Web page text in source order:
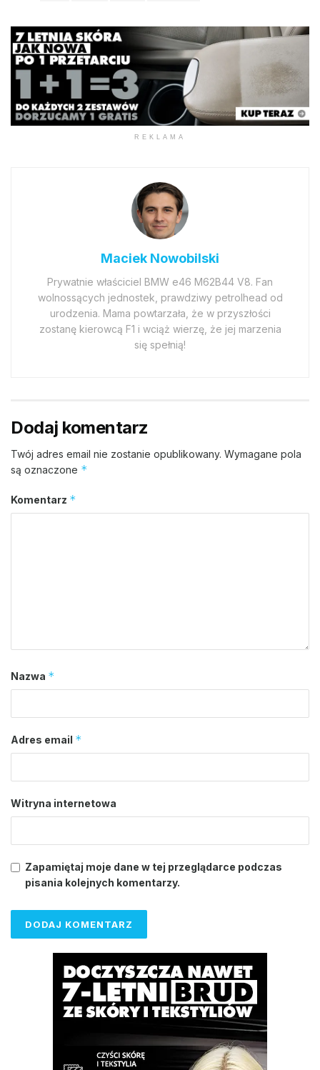
REKLAMA
Maciek Nowobilski
Prywatnie właściciel BMW e46 M62B44 V8. Fan
wolnossących jednostek, prawdziwy petrolhead od
urodzenia. Mama powtarzała, że w przyszłości
zostanę kierowcą F1 i wciąż wierzę, że jej marzenia
się spełnią!
Dodaj komentarz
Twój adres email nie zostanie opublikowany. Wymagane pola
są oznaczone *
Komentarz *
Nazwa *
Adres email *
Witryna internetowa
Zapamiętaj moje dane w tej przeglądarce podczas
pisania kolejnych komentarzy.